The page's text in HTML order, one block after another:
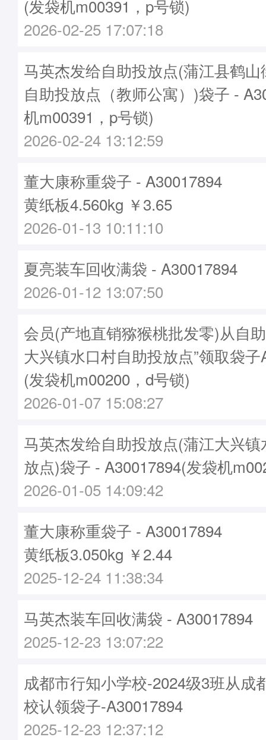
(发袋机m00391，p号锁)
2026-02-25 17:07:18
马英杰发给自助投放点(蒲江县鹤
自助投放点（教师公寓）)袋子 -
机m00391，p号锁)
2026-02-24 13:12:59
董大康称重袋子 - A30017894
黄纸板4.560kg ￥3.65
2026-01-13 10:11:10
夏亮装车回收满袋 - A30017894
2026-01-12 13:07:50
会员(产地直销猕猴桃批发零)从自
大兴镇水口村自助投放点”领取袋子
(发袋机m00200，d号锁)
2026-01-07 15:08:27
马英杰发给自助投放点(蒲江大兴
放点)袋子 - A30017894(发袋机
2026-01-05 14:09:42
董大康称重袋子 - A30017894
黄纸板3.050kg ￥2.44
2025-12-24 11:38:34
马英杰装车回收满袋 - A30017894
2025-12-23 13:07:22
成都市行知小学校-2024级3班从成
校认领袋子-A30017894
2025-12-23 12:37:12